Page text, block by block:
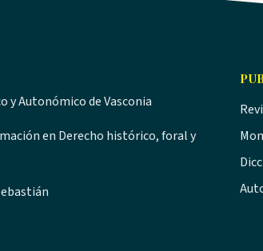
y Autonómico de Vasconia
en Derecho histórico, foral y